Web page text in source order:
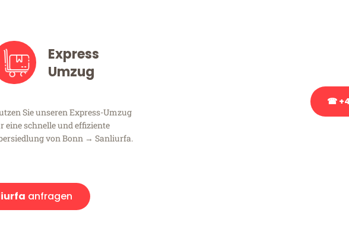
Express
Umzug
Sie unseren Express-Umzug
eine schnelle und effiziente
von Bonn → Sanliurfa.
anfragen
☎